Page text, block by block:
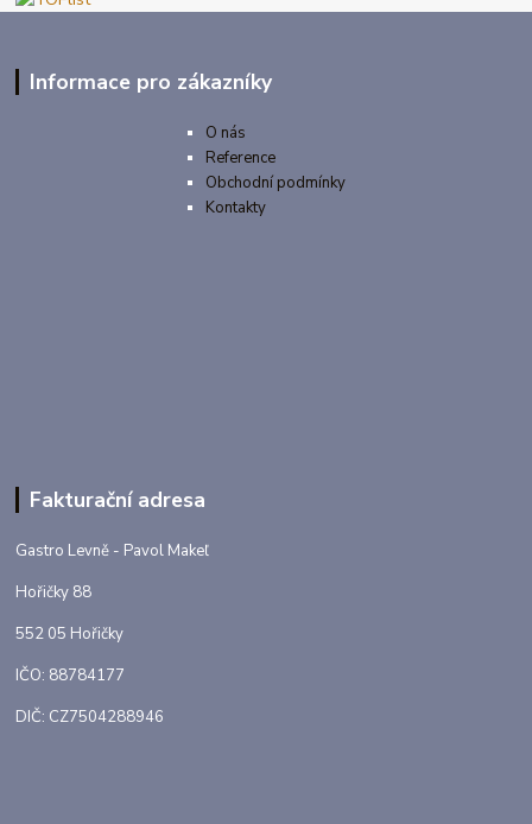
Informace pro zákazníky
O nás
Reference
Obchodní podmínky
Kontakty
Fakturační adresa
Gastro Levně - Pavol Makeľ
Hořičky 88
552 05 Hořičky
IČO: 88784177
DIČ: CZ7504288946